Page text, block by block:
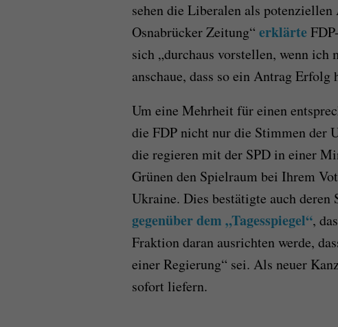
sehen die Liberalen als potenziellen
Osnabrücker Zeitung“ erklärte
sich „durchaus vorstellen, wenn ich
anschaue, dass so ein Antrag Erfolg
Um eine Mehrheit für einen
die FDP nicht nur die Stimmen der
die regieren mit der SPD in einer
Grünen den Spielraum bei Ihrem
Ukraine. Dies bestätigte auch
gegenüber dem „Tagesspiegel“,
Fraktion daran ausrichten werde,
einer Regierung“ sei. Als neuer
sofort liefern.